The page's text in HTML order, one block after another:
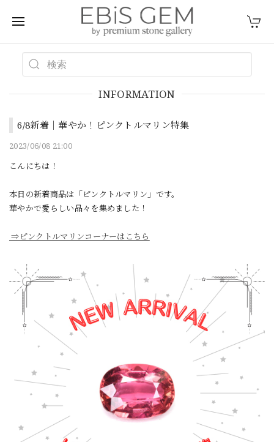
INFORMATION
6/8新着｜華やか！ピンクトルマリン特集
2023/06/08 21:00
こんにちは！
本日の新着商品は「ピンクトルマリン」です。
華やかで愛らしい品々を集めました！
⇒ピンクトルマリンコーナーはこちら